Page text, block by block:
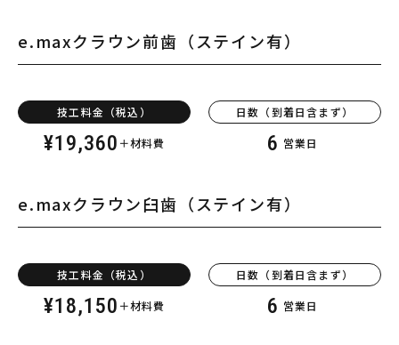
e.maxクラウン前歯 （ステイン有）
技工料金（税込）
¥19,360 ＋材料費
日数（到着日含まず）
6 営業日
e.maxクラウン臼歯 （ステイン有）
技工料金（税込）
¥18,150 ＋材料費
日数（到着日含まず）
6 営業日